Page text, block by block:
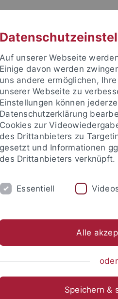
FORSCHUNG
um sich anzumelden:
Auf unserer Webseite
Einige davon werden
uns andere ermöglichen,
unserer Webseite zu
Einstellungen können
Datenschutzerklärung
Cookies zur
des Drittanbieters zu
gesetzt und Informationen
des Drittanbieters verknüpft.
Essentiell
Alle
oder
Speichern &